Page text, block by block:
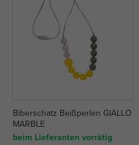
Biberschatz Beißperlen GIALLO
MARBLE
beim Lieferanten vorrätig